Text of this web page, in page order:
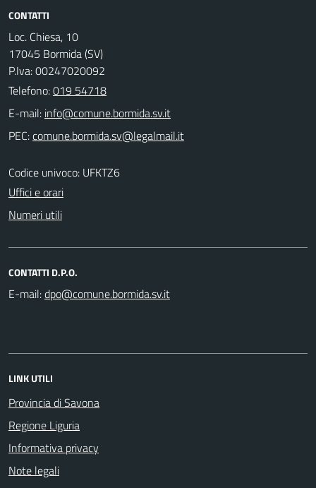
CONTATTI
Loc. Chiesa, 10
17045 Bormida (SV)
P.Iva: 00247020092
Telefono:019 54718
E-mail:
PEC:
Codice univoco: UFKTZ6
Uffici e orari
Numeri utili
CONTATTI D.P.O.
E-mail:
LINK UTILI
Provincia di Savona
Regione Liguria
Informativa privacy
Note legali